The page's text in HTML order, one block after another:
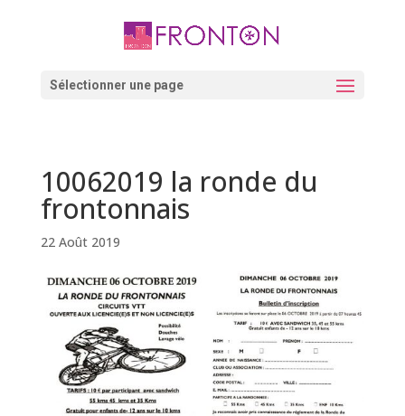
Sélectionner une page
10062019 la ronde du
frontonnais
22 Août 2019